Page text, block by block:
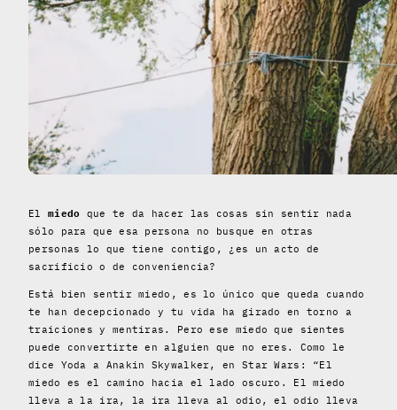
El miedo
que te da hacer las cosas sin sentir nada
sólo para que esa persona no busque en otras
personas lo que tiene contigo, ¿es un acto de
sacrificio o de conveniencia?
Está bien sentir miedo, es lo único que queda cuando
te han decepcionado y tu vida ha girado en torno a
traiciones y mentiras. Pero ese miedo que sientes
puede convertirte en alguien que no eres. Como le
dice Yoda a Anakin Skywalker, en Star Wars: “El
miedo es el camino hacia el lado oscuro. El miedo
lleva a la ira, la ira lleva al odio, el odio lleva